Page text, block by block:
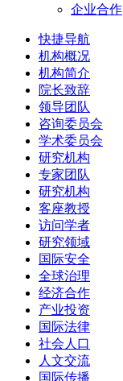
企业合作
快捷导航
机构概况
机构简介
院长致辞
领导团队
咨询委员会
学术委员会
研究机构
专家团队
研究机构
客座教授
访问学者
研究领域
国际安全
全球治理
经济合作
产业投资
国际法律
社会人口
人文交流
国际传播